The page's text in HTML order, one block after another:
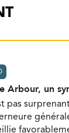
Arbour, un
pas